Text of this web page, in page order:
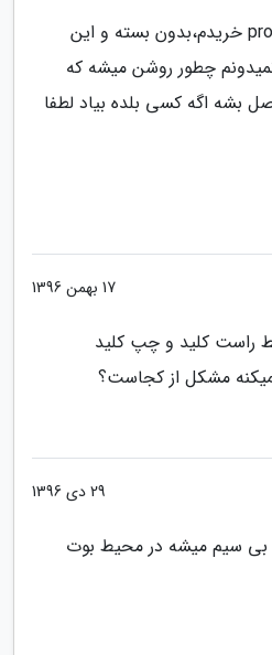
با سلام،من یه موشی product خریدم،بدون بسته و این
چطور روشن میشه که
بشه اگه کسی بلده بیاد لطفا
17 بهمن 1396
راست کلید و چپ کلید
مشکل از کجاست؟
29 دی 1396
بی سیم میشه در محیط بوت